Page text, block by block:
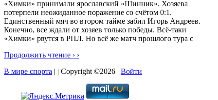
«Химки» принимали ярославский «Шинник». Хозяева
потерпели неожиданное поражение со счётом 0:1.
Единственный мяч во втором тайме забил Игорь Андреев.
Конечно, все ждали от хозяев только победы. Всё-таки
«Химки» рвутся в РПЛ. Но всё же матч прошлого тура с
Продолжить чтение › ›
В мире спорта | | Copyright ©2026 | Войти